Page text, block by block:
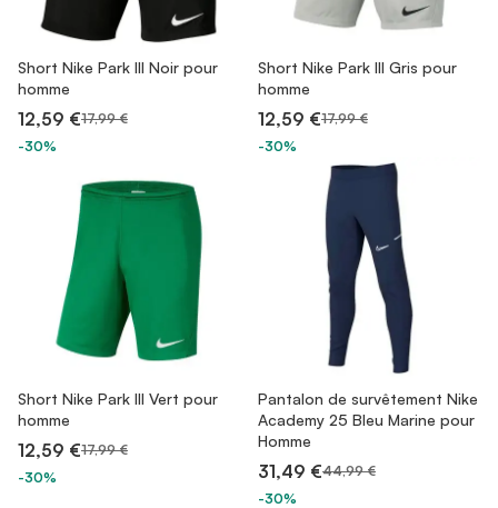
Short Nike Park III Noir pour
homme
12,59 €17,99 €
-30%
Short Nike Park III Gris pour
homme
12,59 €17,99 €
-30%
Short Nike Park III Vert pour
homme
12,59 €17,99 €
-30%
Pantalon de survêtement Nike
Academy 25 Bleu Marine pour
Homme
31,49 €44,99 €
-30%